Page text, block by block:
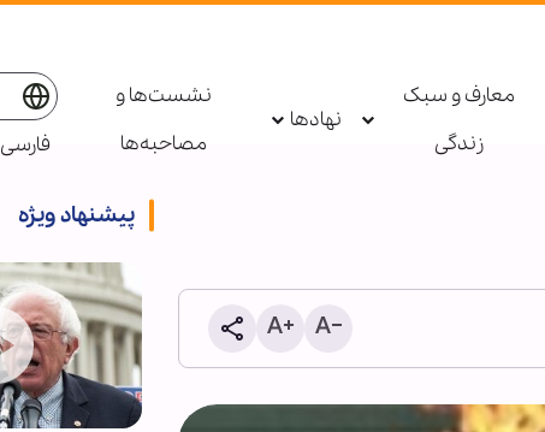
معارف و سبک
زندگی
نهادها
نشست‌ها و
مصاحبه‌ها
فارسی
پیشنهاد ویژه